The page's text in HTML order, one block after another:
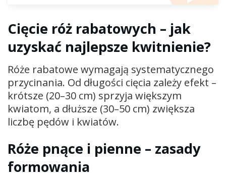
Cięcie róż rabatowych – jak
uzyskać najlepsze kwitnienie?
Róże rabatowe wymagają systematycznego
przycinania. Od długości cięcia zależy efekt –
krótsze (20–30 cm) sprzyja większym
kwiatom, a dłuższe (30–50 cm) zwiększa
liczbę pędów i kwiatów.
Róże pnące i pienne – zasady
formowania